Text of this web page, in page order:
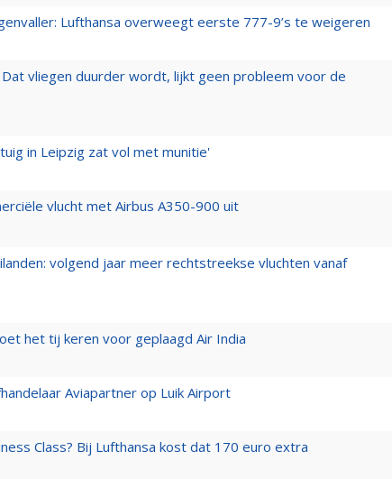
Lufthansa overweegt eerste 777-9’s te weigeren
vliegen duurder wordt, lijkt geen probleem voor de
in Leipzig zat vol met munitie'
vlucht met Airbus A350-900 uit
volgend jaar meer rechtstreekse vluchten vanaf
het tij keren voor geplaagd Air India
Aviapartner op Luik Airport
Class? Bij Lufthansa kost dat 170 euro extra